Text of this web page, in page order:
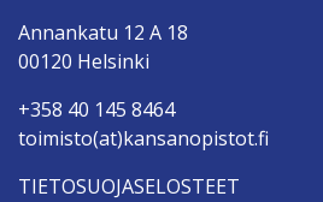
Annankatu 12 A 18
00120 Helsinki
+358 40 145 8464
toimisto(at)kansanopistot.fi
TIETOSUOJASELOSTEET